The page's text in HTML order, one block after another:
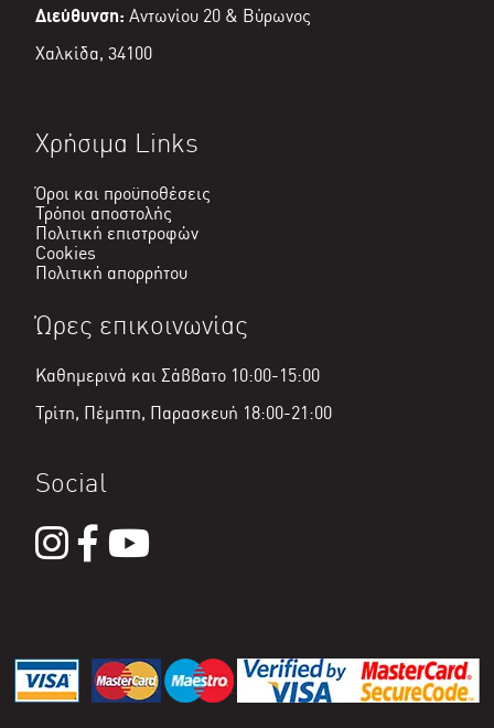
Διεύθυνση: Αντωνίου 20 & Βύρωνος
Χαλκίδα, 34100
Χρήσιμα Links
Όροι και προϋποθέσεις
Τρόποι αποστολής
Πολιτική επιστροφών
Cookies
Πολιτική απορρήτου
Ώρες επικοινωνίας
Καθημερινά και Σάββατο 10:00-15:00
Τρίτη, Πέμπτη, Παρασκευή 18:00-21:00
Social